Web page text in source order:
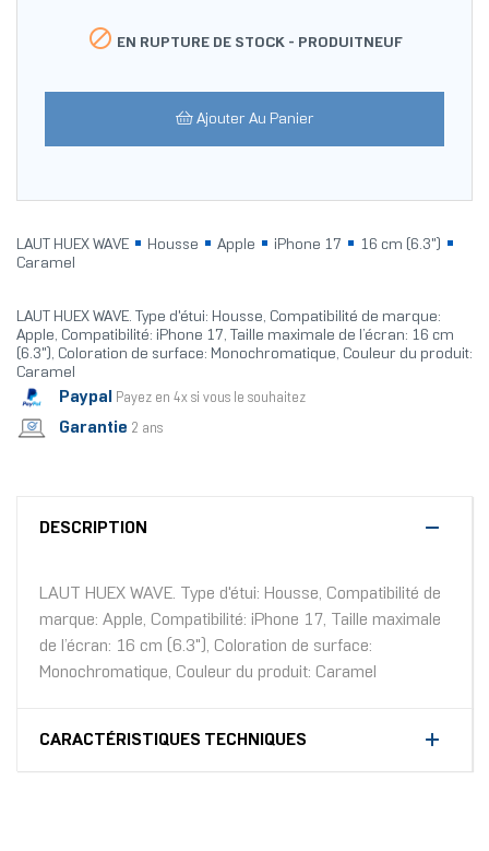
 EN RUPTURE DE STOCK - PRODUITNEUF
Ajouter Au Panier
LAUT HUEX WAVE Housse Apple iPhone 17
16 cm (6.3")
Caramel
LAUT HUEX WAVE. Type d'étui: Housse, Compatibilité de marque:
Apple, Compatibilité: iPhone 17, Taille maximale de l’écran: 16 cm
(6.3"), Coloration de surface: Monochromatique, Couleur du produit:
Caramel
Paypal Payez en 4x si vous le souhaitez
Garantie 2 ans
DESCRIPTION
LAUT HUEX WAVE. Type d'étui: Housse, Compatibilité de
marque: Apple, Compatibilité: iPhone 17, Taille maximale
de l’écran: 16 cm (6.3"), Coloration de surface:
Monochromatique, Couleur du produit: Caramel
CARACTÉRISTIQUES TECHNIQUES